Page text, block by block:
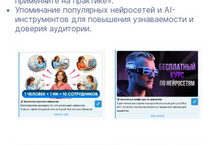
Упоминание популярных нейросетей и AI-
инструментов для повышения узнаваемости и
доверия аудитории.